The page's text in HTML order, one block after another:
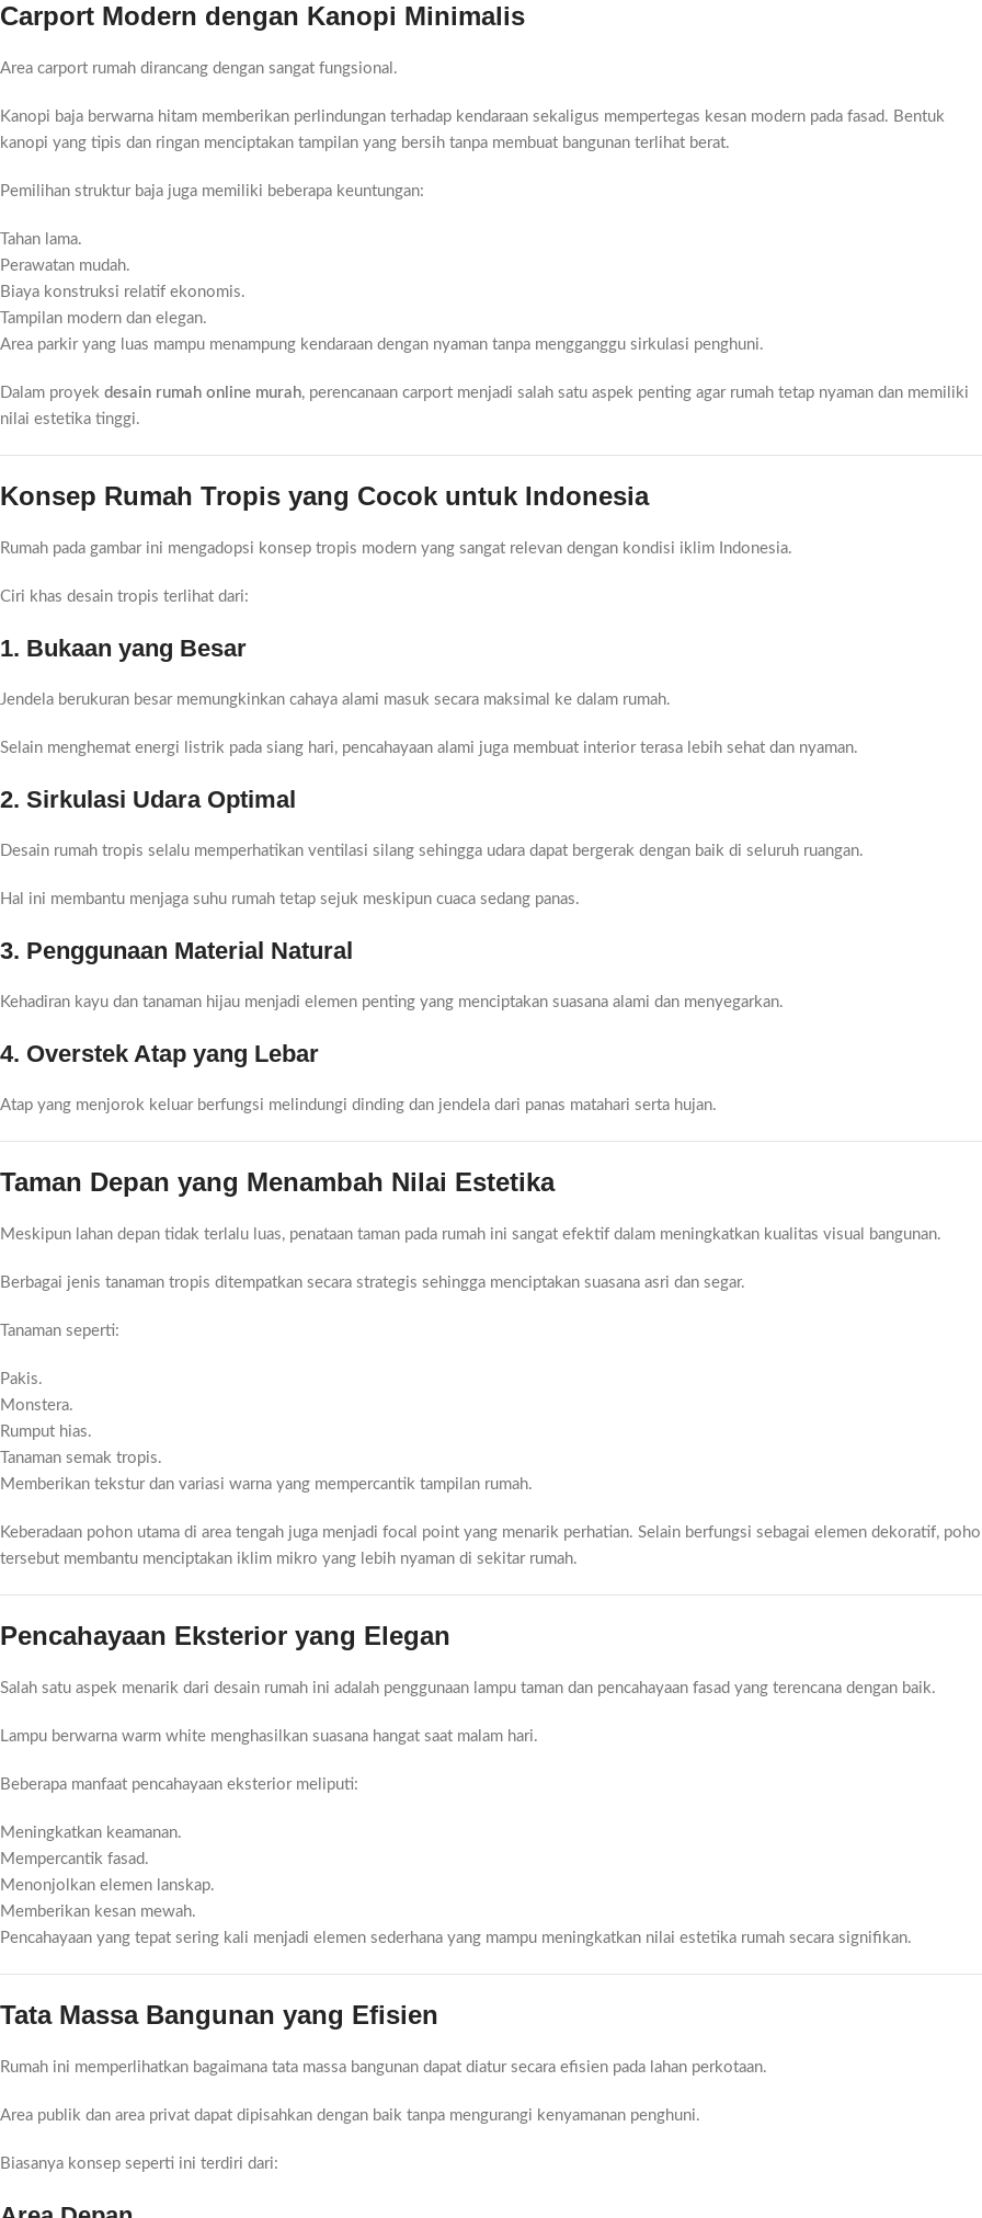
Carport Modern dengan Kanopi Minimalis
Area carport rumah dirancang dengan sangat fungsional.
Kanopi baja berwarna hitam memberikan perlindungan terhadap kendaraan sekaligus mempertegas kesan modern pada fasad. Bentuk
kanopi yang tipis dan ringan menciptakan tampilan yang bersih tanpa membuat bangunan terlihat berat.
Pemilihan struktur baja juga memiliki beberapa keuntungan:
Tahan lama.
Perawatan mudah.
Biaya konstruksi relatif ekonomis.
Tampilan modern dan elegan.
Area parkir yang luas mampu menampung kendaraan dengan nyaman tanpa mengganggu sirkulasi penghuni.
Dalam proyek desain rumah online murah, perencanaan carport menjadi salah satu aspek penting agar rumah tetap nyaman dan memiliki
nilai estetika tinggi.
Konsep Rumah Tropis yang Cocok untuk Indonesia
Rumah pada gambar ini mengadopsi konsep tropis modern yang sangat relevan dengan kondisi iklim Indonesia.
Ciri khas desain tropis terlihat dari:
1. Bukaan yang Besar
Jendela berukuran besar memungkinkan cahaya alami masuk secara maksimal ke dalam rumah.
Selain menghemat energi listrik pada siang hari, pencahayaan alami juga membuat interior terasa lebih sehat dan nyaman.
2. Sirkulasi Udara Optimal
Desain rumah tropis selalu memperhatikan ventilasi silang sehingga udara dapat bergerak dengan baik di seluruh ruangan.
Hal ini membantu menjaga suhu rumah tetap sejuk meskipun cuaca sedang panas.
3. Penggunaan Material Natural
Kehadiran kayu dan tanaman hijau menjadi elemen penting yang menciptakan suasana alami dan menyegarkan.
4. Overstek Atap yang Lebar
Atap yang menjorok keluar berfungsi melindungi dinding dan jendela dari panas matahari serta hujan.
Taman Depan yang Menambah Nilai Estetika
Meskipun lahan depan tidak terlalu luas, penataan taman pada rumah ini sangat efektif dalam meningkatkan kualitas visual bangunan.
Berbagai jenis tanaman tropis ditempatkan secara strategis sehingga menciptakan suasana asri dan segar.
Tanaman seperti:
Pakis.
Monstera.
Rumput hias.
Tanaman semak tropis.
Memberikan tekstur dan variasi warna yang mempercantik tampilan rumah.
Keberadaan pohon utama di area tengah juga menjadi focal point yang menarik perhatian. Selain berfungsi sebagai elemen dekoratif,
tersebut membantu menciptakan iklim mikro yang lebih nyaman di sekitar rumah.
Pencahayaan Eksterior yang Elegan
Salah satu aspek menarik dari desain rumah ini adalah penggunaan lampu taman dan pencahayaan fasad yang terencana dengan baik.
Lampu berwarna warm white menghasilkan suasana hangat saat malam hari.
Beberapa manfaat pencahayaan eksterior meliputi:
Meningkatkan keamanan.
Mempercantik fasad.
Menonjolkan elemen lanskap.
Memberikan kesan mewah.
Pencahayaan yang tepat sering kali menjadi elemen sederhana yang mampu meningkatkan nilai estetika rumah secara signifikan.
Tata Massa Bangunan yang Efisien
Rumah ini memperlihatkan bagaimana tata massa bangunan dapat diatur secara efisien pada lahan perkotaan.
Area publik dan area privat dapat dipisahkan dengan baik tanpa mengurangi kenyamanan penghuni.
Biasanya konsep seperti ini terdiri dari: